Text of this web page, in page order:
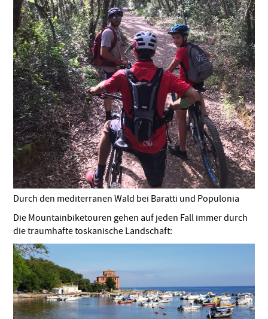
Durch den mediterranen Wald bei Baratti und Populonia
Die Mountainbiketouren gehen auf jeden Fall immer durch
die traumhafte toskanische Landschaft: